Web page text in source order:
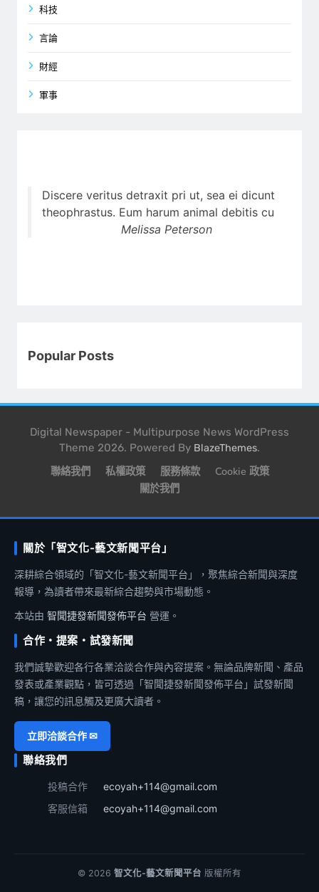
科技
言論
財經
軍事
Discere veritus detraxit pri ut, sea ei dicunt
theophrastus. Eum harum animal debitis cu
Melissa Peterson
Popular Posts
Digital Newspaper - Multipurpose News WordPress
Theme 2026. Powered By BlazeThemes.
聯絡我們 私權政策 服務條款
Cookie 政策
關於我們
關於「智文化-藝文新聞平台」
深耕綜合領域的「智文化-藝文新聞平台」，聚焦綜合新聞與深度
報導，為讀者帶來最新綜合趨勢與市場動態。
本站由 智聞捷發新聞發佈平台 營運。
合作・提案・試發新聞
我們誠摯歡迎各行各業洽談合作與內容提案。無論品牌新聞、產品
發表或產業觀點，皆可透過「智聞捷發新聞發佈平台」試發新聞
稿，讓您的訊息觸及更廣大讀者。
立即洽談合作 ✉
聯絡我們
投稿合作
ecoyah+114@gmail.com
客服信箱
ecoyah+114@gmail.com
© 2026 智文化-藝文新聞平台 版權所有